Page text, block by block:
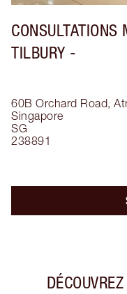
TILBURY -
60B Orchard Road,
Singapore
SG
238891